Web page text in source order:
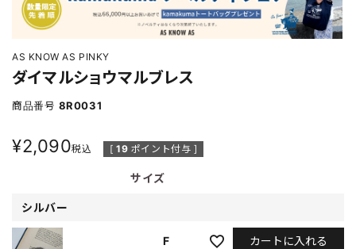
AS KNOW AS PINKY
ダイマルショウマルブレス
商品番号 8R0031
¥2,090税込 [ 19 ポイント付与 ]
サイズ
シルバー
F カートに入れる